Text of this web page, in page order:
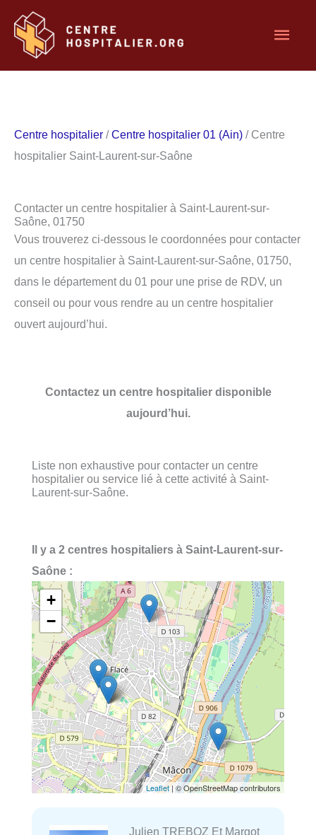
contenu
Centre hospitalier /Centre hospitalier 01 (Ain) / Centre
hospitalier Saint-Laurent-sur-Saône
Contacter un centre hospitalier à Saint-Laurent-sur-
Saône, 01750
Vous trouverez ci-dessous le coordonnées pour contacter
un centre hospitalier à Saint-Laurent-sur-Saône, 01750,
dans le département du 01 pour une prise de RDV, un
conseil ou pour vous rendre au un centre hospitalier
ouvert aujourd’hui.
Contactez un centre hospitalier disponible
aujourd’hui.
Liste non exhaustive pour contacter un centre
hospitalier ou service lié à cette activité à Saint-
Laurent-sur-Saône.
Il y a 2 centres hospitaliers à Saint-Laurent-sur-
Saône :
+
−
Leaflet| © OpenStreetMap contributors
Julien TREBOZ Et Margot